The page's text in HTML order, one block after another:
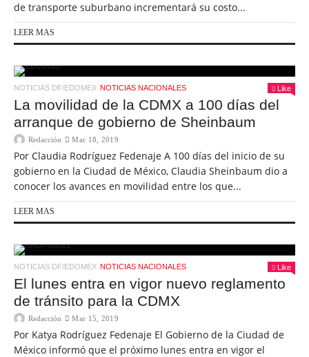
de transporte suburbano incrementará su costo...
LEER MAS
NOTICIAS DF/EDOMEX NOTICIAS NACIONALES Like
La movilidad de la CDMX a 100 días del
arranque de gobierno de Sheinbaum
Redacción Mar 18, 2019
Por Claudia Rodríguez Fedenaje A 100 días del inicio de su
gobierno en la Ciudad de México, Claudia Sheinbaum dio a
conocer los avances en movilidad entre los que...
LEER MAS
NOTICIAS DF/EDOMEX NOTICIAS NACIONALES Like
El lunes entra en vigor nuevo reglamento
de tránsito para la CDMX
Redacción Mar 15, 2019
Por Katya Rodríguez Fedenaje El Gobierno de la Ciudad de
México informó que el próximo lunes entra en vigor el